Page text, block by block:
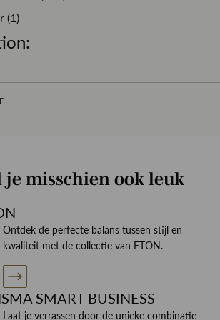
hoog draagcomfort geeft, door het
je netjes voor de dag.
met een pull-over van Profuomo
onder een mooi pak van Corneliani
af met een mooie stropdas en
misschien ook leuk
Ontdek de perfecte balans tussen stijl en
kwaliteit met de collectie van ETON.
SMART BUSINESS
Laat je verrassen door de unieke combinatie
(1)